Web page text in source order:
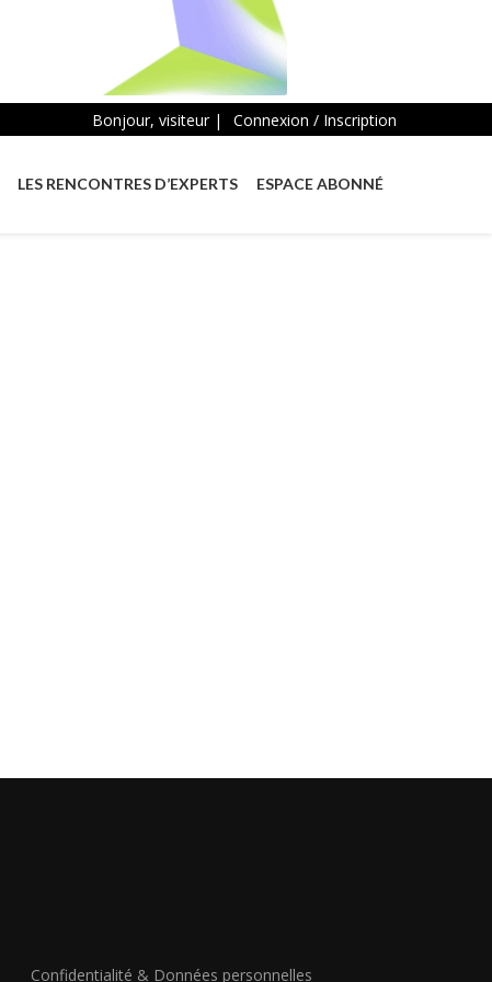
Bonjour, visiteur | Connexion / Inscription
LES RENCONTRES D’EXPERTS ESPACE ABONNÉ
Confidentialité & Données personnelles